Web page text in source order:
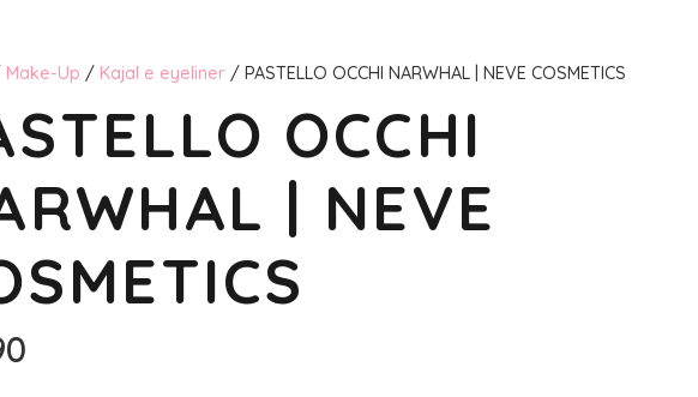
Make-Up / Kajal e eyeliner / PASTELLO OCCHI NARWHAL | NEVE COSMETICS
OCCHI
| NEVE